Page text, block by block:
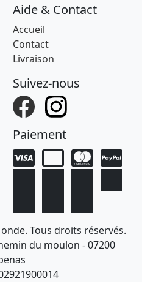
Aide & Contact
Accueil
Contact
Livraison
Suivez-nous
Paiement
Tous droits réservés.
du moulon - 07200